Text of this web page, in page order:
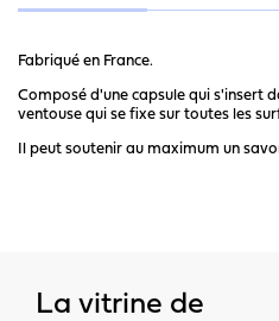
Fabriqué en France.
Composé d'une capsule qui s'insert
ventouse qui se fixe sur toutes les
Il peut soutenir au maximum un
La vitrine de